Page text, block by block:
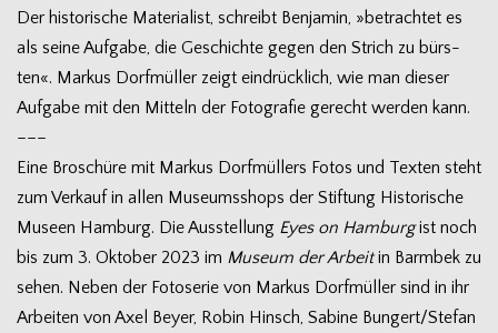
Der his­to­ri­sche Mate­ria­list, schreibt Ben­ja­min, »betrach­tet es
als seine Auf­gabe, die Geschichte gegen den Strich zu bürs­
ten«. Mar­kus Dorf­mül­ler zeigt ein­drück­lich, wie man die­ser
Auf­gabe mit den Mit­teln der Foto­gra­fie gerecht wer­den kann.
–––
Eine Bro­schüre mit Mar­kus Dorf­mül­lers Fotos und Tex­ten steht
zum Ver­kauf in allen Muse­ums­shops der Stif­tung His­to­ri­sche
Museen Ham­burg. Die Aus­stel­lung Eyes on Ham­burgist noch
bis zum 3. Okto­ber 2023 im Museum der Arbeitin Barm­bek zu
sehen. Neben der Foto­se­rie von Mar­kus Dorf­mül­ler sind in ihr
Arbei­ten von Axel Beyer, Robin Hinsch, Sabine Bungert/Stefan